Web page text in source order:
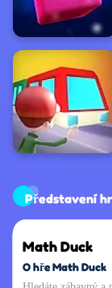
Představení
Math Duck
O hře Math Duck